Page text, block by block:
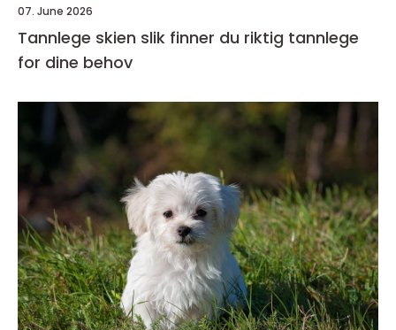
07. June 2026
Tannlege skien slik finner du riktig tannlege
for dine behov